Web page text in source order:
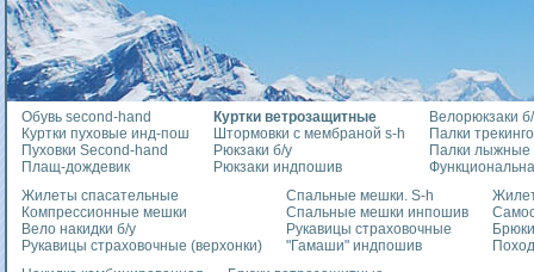
Обувь second-hand
Куртки пуховые инд-пош
Пуховки Second-hand
Плащ-дождевик
Куртки ветрозащитные
Штормовки с мембраной s-h
Рюкзаки б/у
Рюкзаки индпошив
Велорюкзаки
Палки
Палки лыжные
Жилеты спасательные
Компрессионные мешки
Вело накидки б/у
Рукавицы страховочные (верхонки)
Спальные мешки. S-h
Спальные мешки инпошив
Рукавицы страховочные
"Гамаши" индпошив